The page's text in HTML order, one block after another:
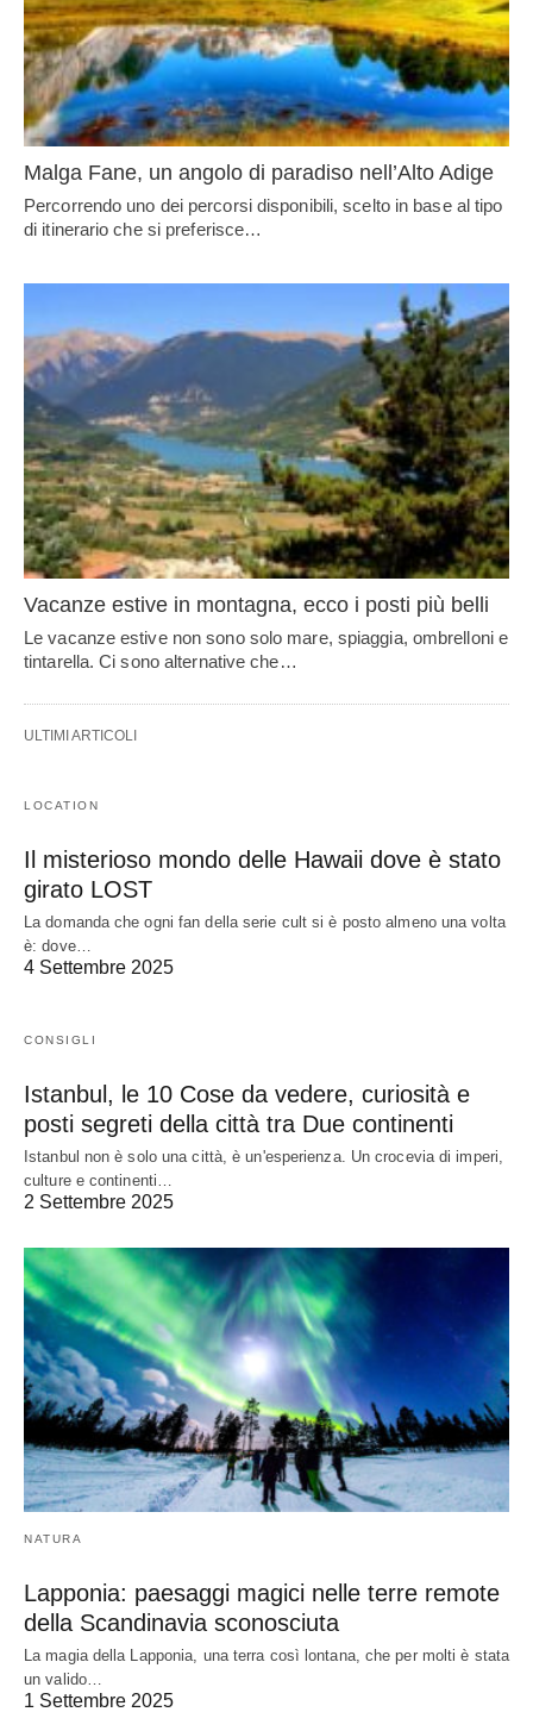
Malga Fane, un angolo di paradiso nell’Alto Adige
Percorrendo uno dei percorsi disponibili, scelto in base al tipo
di itinerario che si preferisce…
Vacanze estive in montagna, ecco i posti più belli
Le vacanze estive non sono solo mare, spiaggia, ombrelloni e
tintarella. Ci sono alternative che…
ULTIMI ARTICOLI
LOCATION
Il misterioso mondo delle Hawaii dove è stato
girato LOST
La domanda che ogni fan della serie cult si è posto almeno una volta
è: dove…
4 Settembre 2025
CONSIGLI
Istanbul, le 10 Cose da vedere, curiosità e
posti segreti della città tra Due continenti
Istanbul non è solo una città, è un'esperienza. Un crocevia di imperi,
culture e continenti…
2 Settembre 2025
NATURA
Lapponia: paesaggi magici nelle terre remote
della Scandinavia sconosciuta
La magia della Lapponia, una terra così lontana, che per molti è stata
un valido…
1 Settembre 2025